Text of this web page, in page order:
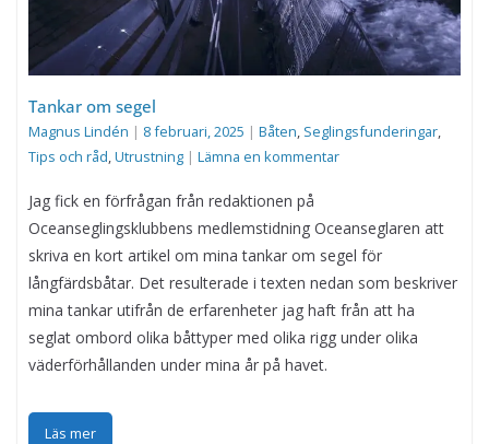
Tankar om segel
Magnus Lindén | 8 februari, 2025 | Båten, Seglingsfunderingar,
Tips och råd,Utrustning | Lämna en kommentar
Jag fick en förfrågan från redaktionen på
Oceanseglingsklubbens medlemstidning Oceanseglaren att
skriva en kort artikel om mina tankar om segel för
långfärdsbåtar. Det resulterade i texten nedan som beskriver
mina tankar utifrån de erfarenheter jag haft från att ha
seglat ombord olika båttyper med olika rigg under olika
väderförhållanden under mina år på havet.
Läs mer